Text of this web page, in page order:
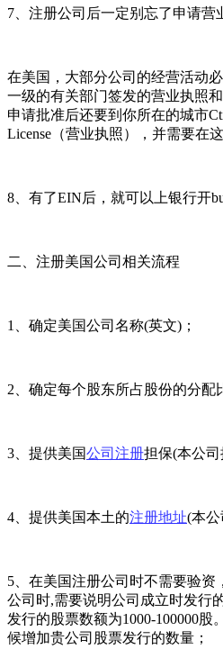
7、注册公司后一定别忘了申请营
在美国，大部分公司的经营活动
一级的有关部门签发的营业执照
申请批准后还要到你所在的城市
License（营业执照），并需要在
8、有了EIN后，就可以上银行开
二、注册美国公司相关流程
1、确定美国公司名称(英文)；
2、确定每个股东所占股份的分配
3、提供美国公司注册担保(本公司
4、提供美国本土的注册地址(本公
5、在美国注册公司时不需要验
公司时,需要说明公司成立时发行
发行的股票数额为1000-100000
候增加贵公司股票发行的数量；